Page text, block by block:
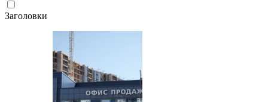
Заголовки